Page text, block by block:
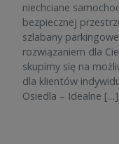
niechciane
bezpiecznej
szlabany
rozwiązaniem dla
skupimy się na
dla klientów
Osiedla – Idealne […]